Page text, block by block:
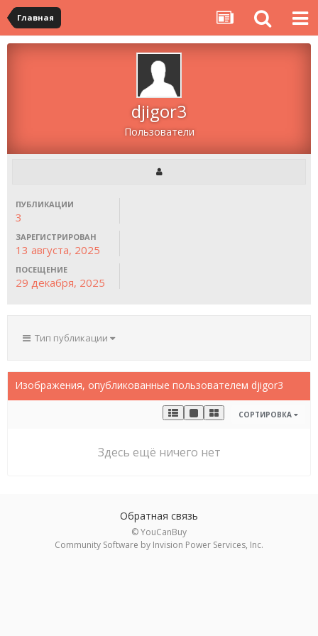
Главная
djigor3
Пользователи
ПУБЛИКАЦИИ
3
ЗАРЕГИСТРИРОВАН
13 августа, 2025
ПОСЕЩЕНИЕ
29 декабря, 2025
Тип публикации
Изображения, опубликованные пользователем djigor3
СОРТИРОВКА
Здесь ещё ничего нет
Обратная связь
© YouCanBuy
Community Software by Invision Power Services, Inc.